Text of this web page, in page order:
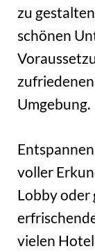
zu
schönen
Umgebung.
voller
Lobby oder
vielen